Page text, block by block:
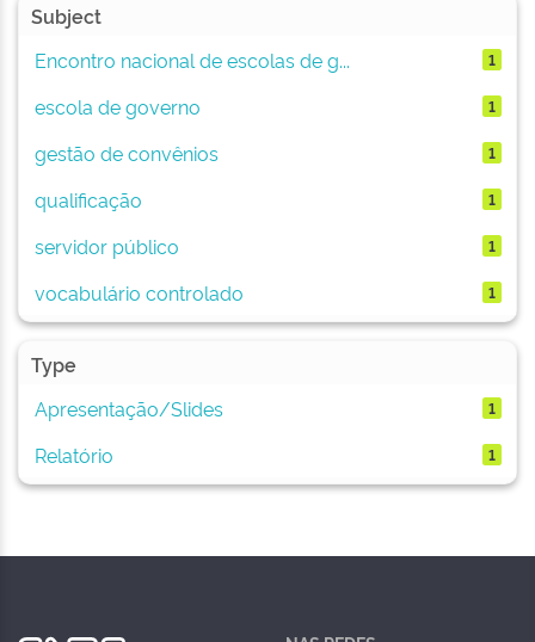
Subject
Encontro nacional de escolas de g...
1
escola de governo 1
gestão de convênios 1
qualificação 1
servidor público 1
vocabulário controlado 1
Type
Apresentação/Slides
1
Relatório 1